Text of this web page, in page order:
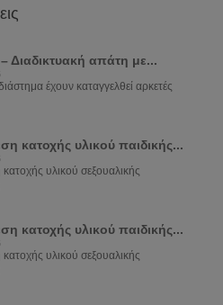
Διαδικτυακή απάτη με...
έχουν καταγγελθεί αρκετές
κατοχής υλικού παιδικής...
υλικού σεξουαλικής
κατοχής υλικού παιδικής...
υλικού σεξουαλικής